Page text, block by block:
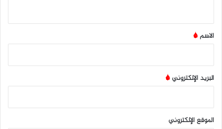
*
الاسم*
البريد الإلكتروني*
الموقع الإلكتروني